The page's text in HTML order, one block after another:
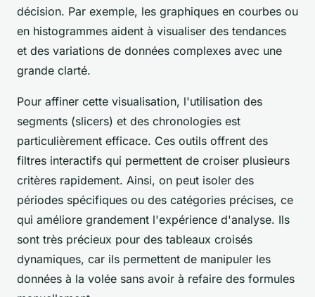
décision. Par exemple, les graphiques en courbes ou
en histogrammes aident à visualiser des tendances
et des variations de données complexes avec une
grande clarté.
Pour affiner cette visualisation, l'utilisation des
segments (slicers) et des chronologies est
particulièrement efficace. Ces outils offrent des
filtres interactifs qui permettent de croiser plusieurs
critères rapidement. Ainsi, on peut isoler des
périodes spécifiques ou des catégories précises, ce
qui améliore grandement l'expérience d'analyse. Ils
sont très précieux pour des tableaux croisés
dynamiques, car ils permettent de manipuler les
données à la volée sans avoir à refaire des formules